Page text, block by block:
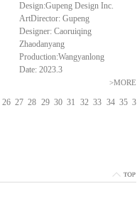
Design:Gupeng Design Inc.
ArtDirector: Gupeng
Designer: Caoruiqing
Zhaodanyang
Production:Wangyanlong
Date: 2023.3
>MORE
26 27 28 29 30 31 32 33 34 35 3